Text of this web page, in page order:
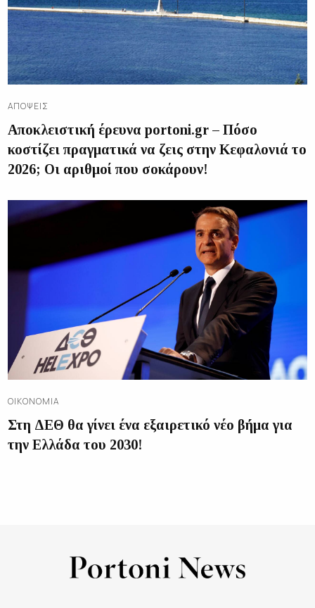
ΑΠΌΨΕΙΣ
Αποκλειστική έρευνα portoni.gr – Πόσο
κοστίζει πραγματικά να ζεις στην Κεφαλονιά το
2026; Οι αριθμοί που σοκάρουν!
ΟΙΚΟΝΟΜΊΑ
Στη ΔΕΘ θα γίνει ένα εξαιρετικό νέο βήμα για
την Ελλάδα του 2030!